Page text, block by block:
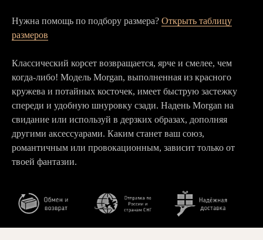
Нужна помощь по подбору размера? Открыть таблицу
размеров
Классический корсет возвращается, ярче и смелее, чем
когда-либо! Модель Morgan, выполненная из красного
кружева и потайных косточек, имеет быструю застежку
спереди и удобную шнуровку сзади. Надень Morgan на
свидание или используй в дерзких образах, дополняя
другими аксессуарами. Каким станет ваш союз,
романтичным или провокационным, зависит только от
твоей фантазии.